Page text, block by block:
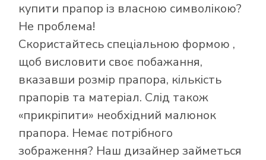
купити прапор із власною символікою?
Не проблема!
Скористайтесь спеціальною формою ,
щоб висловити своє побажання,
вказавши розмір прапора, кількість
прапорів та матеріал. Слід також
«прикріпити» необхідний малюнок
прапора. Немає потрібного
зображення? Наш дизайнер займеться
Як купити прапор
в інтернет-
магазині Лакор: